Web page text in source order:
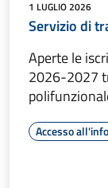
1 LUGLIO 2026
Servizio di
Aperte le
2026-2027
Accesso